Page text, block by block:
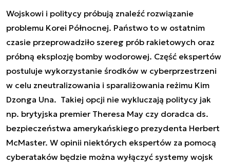
Wojskowi i politycy próbują znaleźć rozwiązanie
problemu Korei Północnej. Państwo to w ostatnim
czasie przeprowadziło szereg prób rakietowych oraz
próbną eksplozję bomby wodorowej. Część ekspertów
postuluje wykorzystanie środków w cyberprzestrzeni
w celu zneutralizowania i sparaliżowania reżimu Kim
Dzonga Una. Takiej opcji nie wykluczają politycy jak
np. brytyjska premier Theresa May czy doradca ds.
bezpieczeństwa amerykańskiego prezydenta Herbert
McMaster. W opinii niektórych ekspertów za pomocą
cyberataków będzie można wyłączyć systemy wojsk